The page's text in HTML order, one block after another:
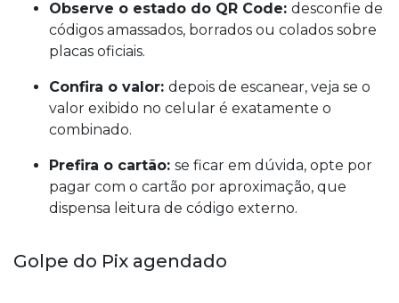
Observe o estado do QR Code: desconfie de
códigos amassados, borrados ou colados sobre
placas oficiais.
Confira o valor: depois de escanear, veja se o
valor exibido no celular é exatamente o
combinado.
Prefira o cartão: se ficar em dúvida, opte por
pagar com o cartão por aproximação, que
dispensa leitura de código externo.
Golpe do Pix agendado